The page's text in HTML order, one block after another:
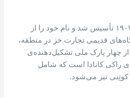
پارک ملی جاسپر در سال ۱۹۰۷ تأسیس شد و نام خود را از
قدیمی تجارت خز در منطقه،
چهار پارک ملی تشکیل‌دهنده‌ی
راکی کانادا است که شامل
کوتِنی نیز می‌شود.